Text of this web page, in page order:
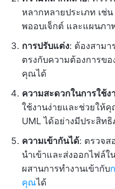
หลากหลายประเภท เช่
พออบเจ็กต์ และแผนภา
การปรับแต่ง: ต้องสาม
ตรงกับความต้องการข
คุณได้
ความสะดวกในการใช้ง
ใช้งานง่ายและช่วยให้
UML ได้อย่างมีประสิท
ความเข้ากันได้: ตรวจส
นำเข้าและส่งออกไฟล์
ผสานการทำงานเข้ากับ
คุณได้